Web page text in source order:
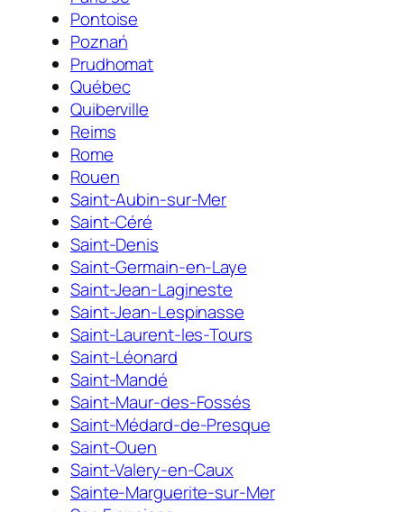
Pontoise
Poznań
Prudhomat
Québec
Quiberville
Reims
Rome
Rouen
Saint-Aubin-sur-Mer
Saint-Céré
Saint-Denis
Saint-Germain-en-Laye
Saint-Jean-Lagineste
Saint-Jean-Lespinasse
Saint-Laurent-les-Tours
Saint-Léonard
Saint-Mandé
Saint-Maur-des-Fossés
Saint-Médard-de-Presque
Saint-Ouen
Saint-Valery-en-Caux
Sainte-Marguerite-sur-Mer